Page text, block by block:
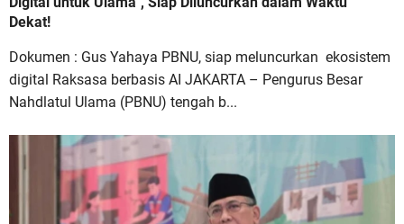
Dekat!
Dokumen : Gus Yahaya PBNU, siap meluncurkan ekosistem
digital Raksasa berbasis AI JAKARTA – Pengurus Besar
Nahdlatul Ulama (PBNU) tengah b...